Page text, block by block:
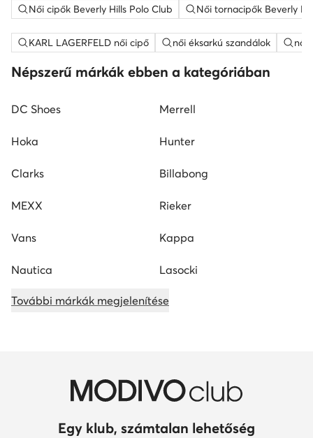
Női cipők Beverly Hills Polo Club Női tornacipők Beverly
KARL LAGERFELD női cipő női éksarkú szandálok női
Népszerű márkák ebben a kategóriában
DC Shoes Merrell
Hoka Hunter
Clarks Billabong
MEXX Rieker
Vans Kappa
Nautica Lasocki
További márkák megjelenítése
Egy klub, számtalan lehetőség